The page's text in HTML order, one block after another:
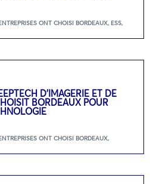
ONT CHOISI BORDEAUX, ESS,
D’IMAGERIE ET DE
BORDEAUX POUR
ONT CHOISI BORDEAUX,